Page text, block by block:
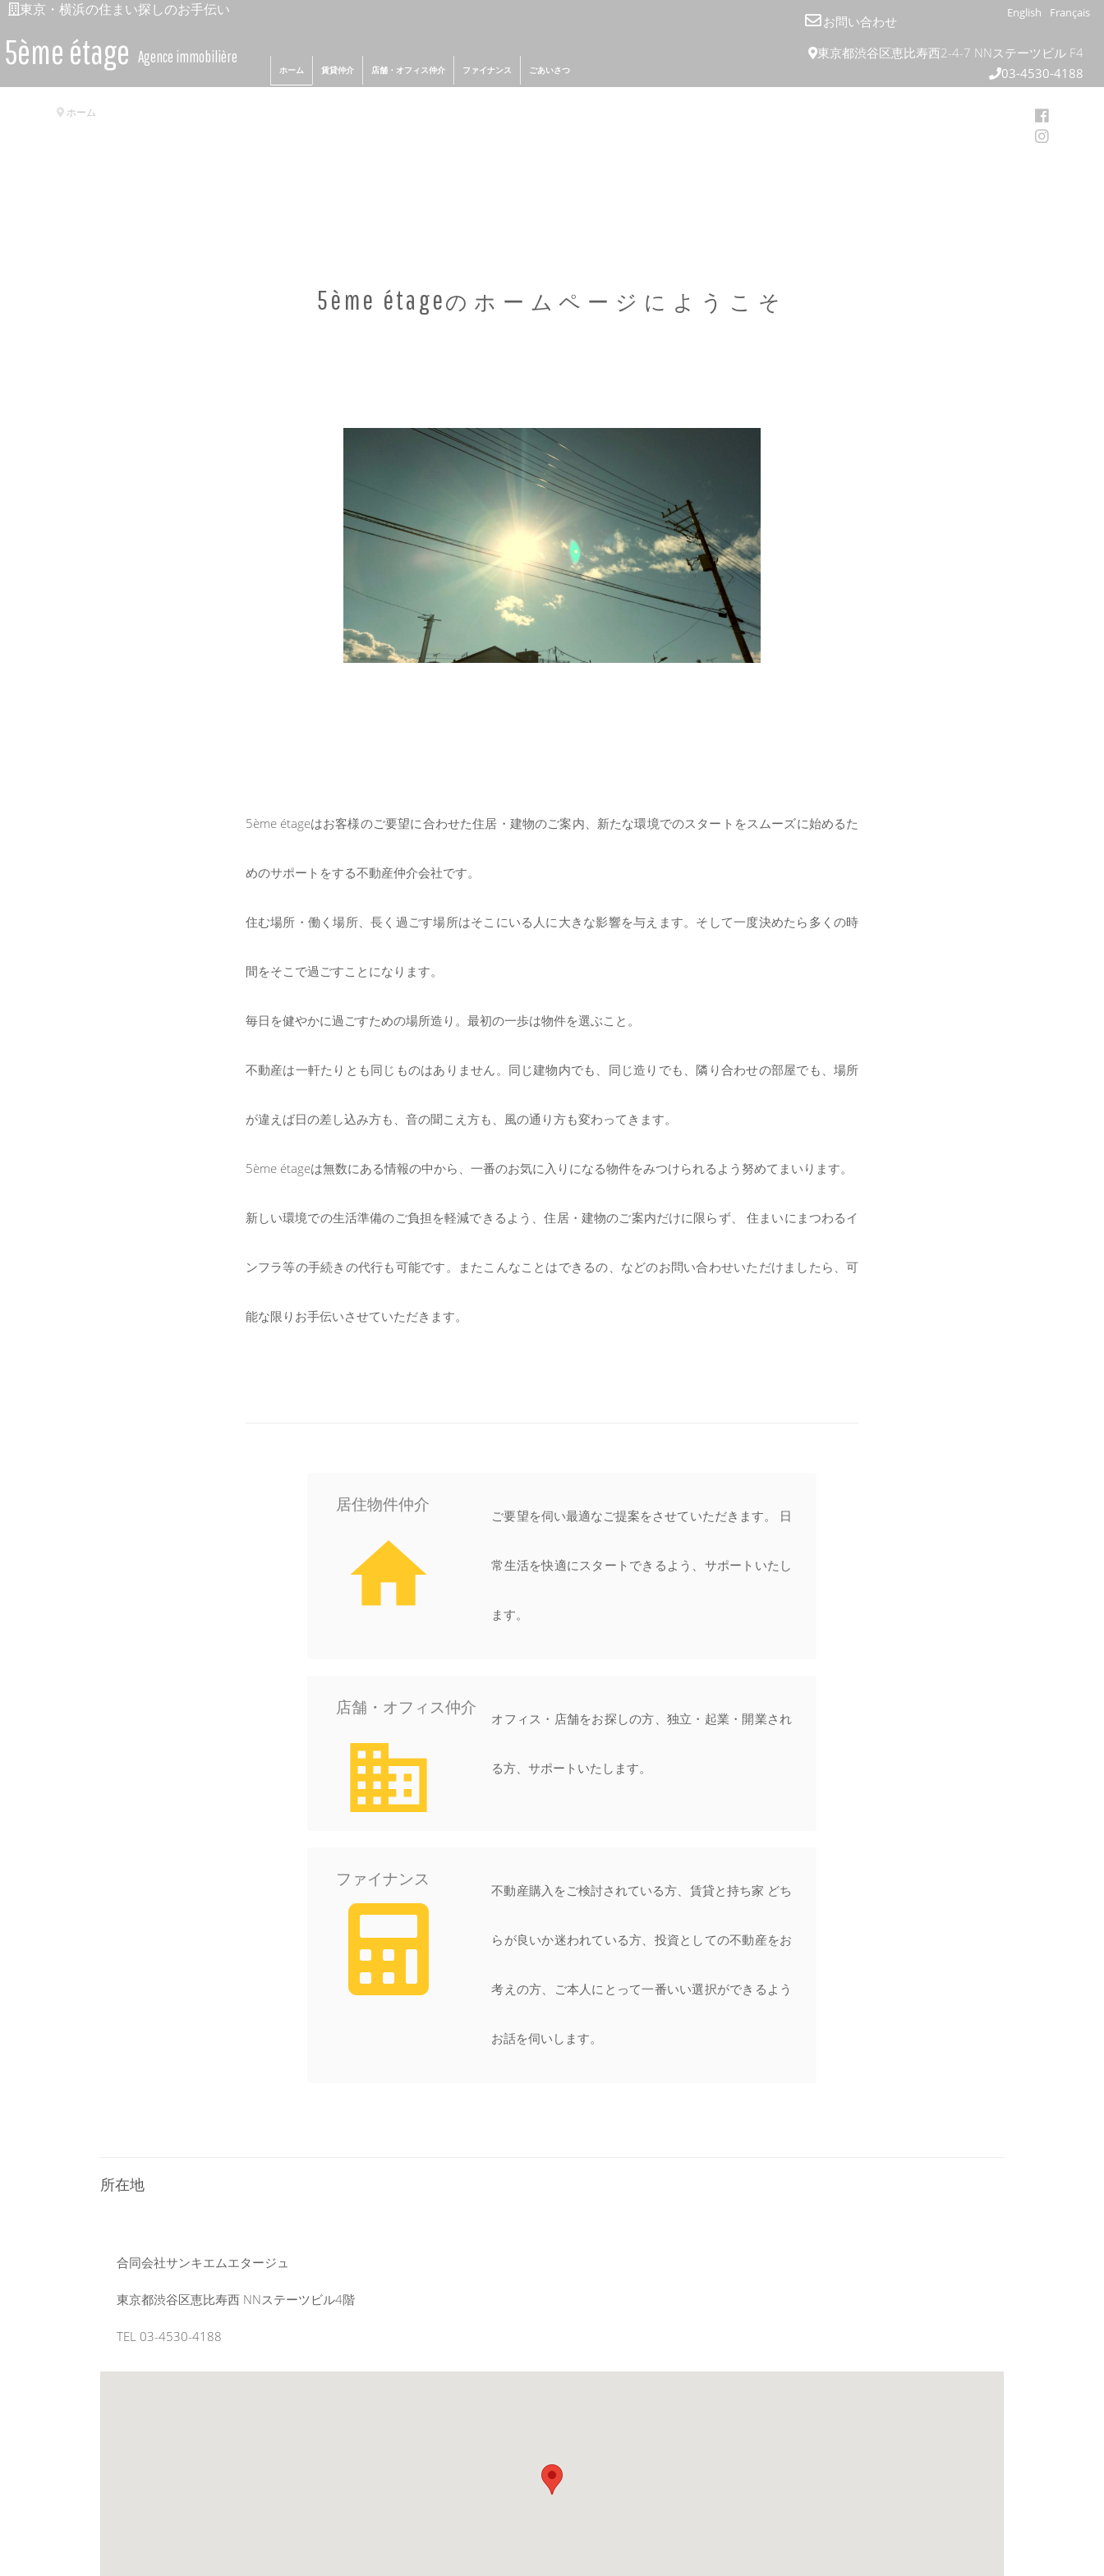
東京・横浜の住まい探しのお手伝い
5ème étage Agence immobilière
ホーム 賃貸仲介 店舗・オフィス仲介 ファイナンス ごあいさつ
お問い合わせ
Français
English
東京都渋谷区恵比寿西2-4-7 NNステーツビル F4
03-4530-4188
ホーム
5ème étageのホームページにようこそ
5ème étageはお客様のご要望に合わせた住居・建物のご案内、新たな環境でのスタートをスムーズに始めるた
めのサポートをする不動産仲介会社です。
住む場所・働く場所、長く過ごす場所はそこにいる人に大きな影響を与えます。そして一度決めたら多くの時
間をそこで過ごすことになります。
毎日を健やかに過ごすための場所造り。最初の一歩は物件を選ぶこと。
不動産は一軒たりとも同じものはありません。同じ建物内でも、同じ造りでも、隣り合わせの部屋でも、場所
が違えば日の差し込み方も、音の聞こえ方も、風の通り方も変わってきます。
5ème étageは無数にある情報の中から、一番のお気に入りになる物件をみつけられるよう努めてまいります。
新しい環境での生活準備のご負担を軽減できるよう、住居・建物のご案内だけに限らず、 住まいにまつわるイ
ンフラ等の手続きの代行も可能です。またこんなことはできるの、などのお問い合わせいただけましたら、可
能な限りお手伝いさせていただきます。
居住物件仲介
home
ご要望を伺い最適なご提案をさせていただきます。 日
常生活を快適にスタートできるよう、サポートいたし
ます。
店舗・オフィス仲介
business
オフィス・店舗をお探しの方、独立・起業・開業され
る方、サポートいたします。
ファイナンス
不動産購入をご検討されている方、賃貸と持ち家 どち
らが良いか迷われている方、投資としての不動産をお
考えの方、ご本人にとって一番いい選択ができるよう
お話を伺いします。
所在地
合同会社サンキエムエタージュ
東京都渋谷区恵比寿西 NNステーツビル4階
TEL 03-4530-4188